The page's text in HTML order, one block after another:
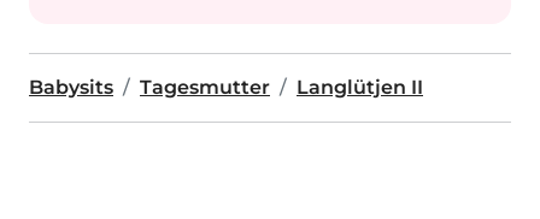
Babysits Tagesmutter Langlütjen II